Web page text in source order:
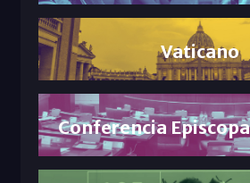
Vaticano
Conferencia